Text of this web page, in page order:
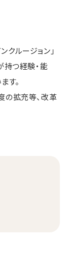
クルージョン」
持つ経験・能
す。
の拡充等、改革